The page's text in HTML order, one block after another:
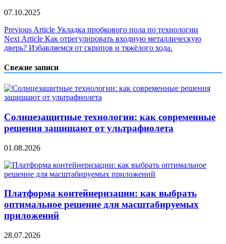
07.10.2025
Навигация
по
Previous Article Укладка пробкового пола по технологии
Next Article Как отрегулировать входную металлическую
дверь? Избавляемся от скрипов и тяжёлого хода.
Свежие записи
Солнцезащитные технологии: как современные
решения защищают от ультрафиолета
01.08.2026
Платформа контейнеризации: как выбрать
оптимальное решение для масштабируемых
приложений
28.07.2026